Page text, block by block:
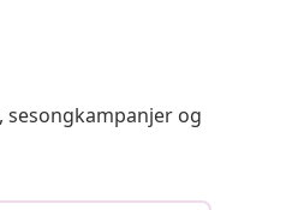
sesongkampanjer og